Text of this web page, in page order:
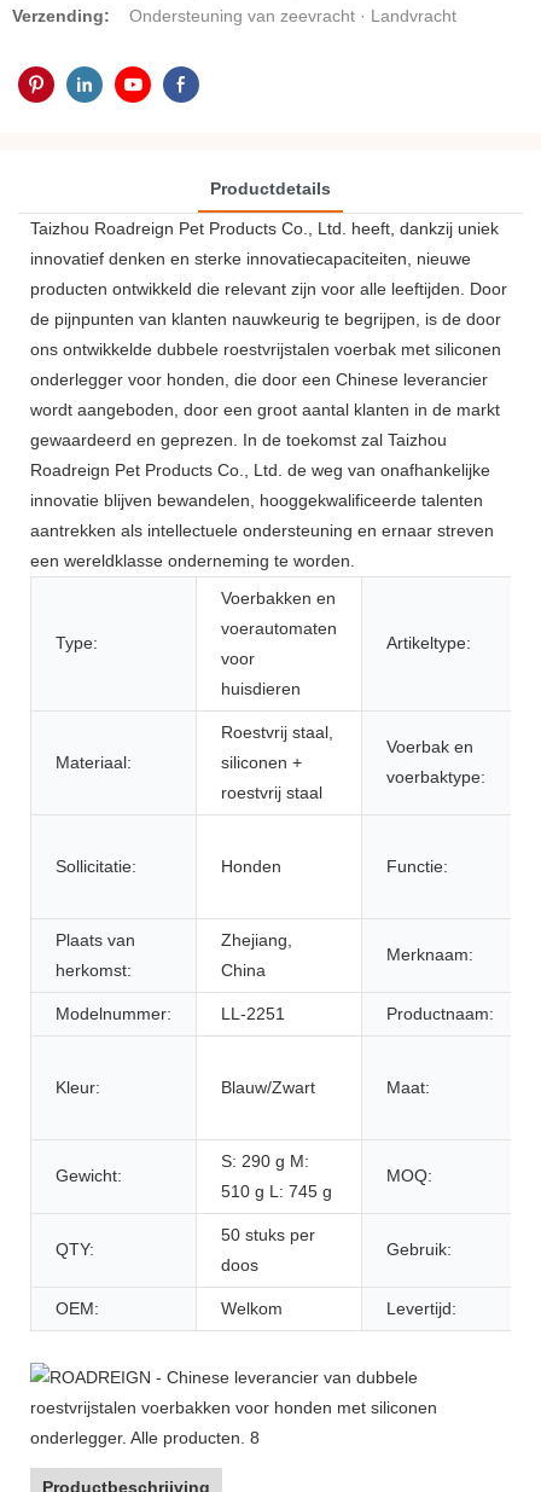
Verzending:
Ondersteuning van zeevracht · Landvracht
Productdetails
Taizhou Roadreign Pet Products Co., Ltd. heeft, dankzij uniek
innovatief denken en sterke innovatiecapaciteiten, nieuwe
producten ontwikkeld die relevant zijn voor alle leeftijden. Door
de pijnpunten van klanten nauwkeurig te begrijpen, is de door
ons ontwikkelde dubbele roestvrijstalen voerbak met siliconen
onderlegger voor honden, die door een Chinese leverancier
wordt aangeboden, door een groot aantal klanten in de markt
gewaardeerd en geprezen. In de toekomst zal Taizhou
Roadreign Pet Products Co., Ltd. de weg van onafhankelijke
innovatie blijven bewandelen, hooggekwalificeerde talenten
aantrekken als intellectuele ondersteuning en ernaar streven
een wereldklasse onderneming te worden.
Type:
Voerbakken en
voerautomaten
voor
huisdieren
Artikeltype:
Materiaal:
Roestvrij staal,
siliconen +
roestvrij staal
Voerbak en
voerbaktype:
Sollicitatie: Honden Functie:
Plaats van
herkomst:
Zhejiang,
China
Merknaam:
Modelnummer: LL-2251 Productnaam:
Kleur: Blauw/Zwart Maat:
Gewicht:
S: 290 g M:
510 g L: 745 g
MOQ:
QTY:
50 stuks per
doos
Gebruik:
OEM: Welkom Levertijd:
Productbeschrijving